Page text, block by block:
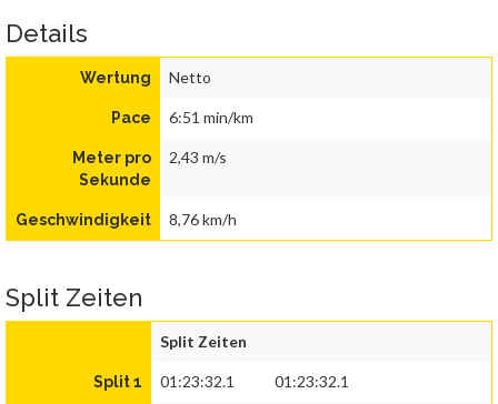
Details
Wertung Netto
Pace 6:51 min/km
Meter pro
Sekunde
2,43 m/s
Geschwindigkeit 8,76 km/h
Split Zeiten
Split Zeiten
Split 1 01:23:32.1 01:23:32.1